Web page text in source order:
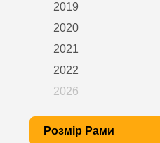
2019
2020
2021
2022
2026
Розмір Рами